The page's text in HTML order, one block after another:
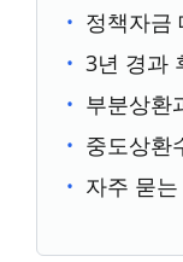
정책자금
3년 경과
부분상환
중도상환
자주 묻는